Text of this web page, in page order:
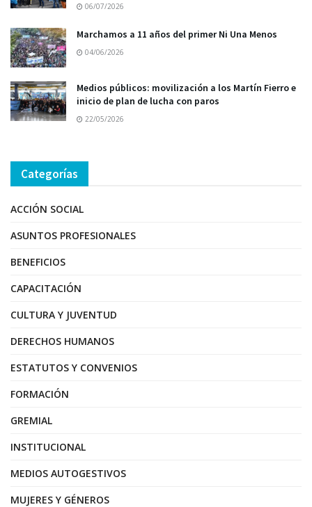
06/07/2026
Marchamos a 11 años del primer Ni Una Menos
04/06/2026
Medios públicos: movilización a los Martín Fierro e
inicio de plan de lucha con paros
22/05/2026
Categorías
ACCIÓN SOCIAL
ASUNTOS PROFESIONALES
BENEFICIOS
CAPACITACIÓN
CULTURA Y JUVENTUD
DERECHOS HUMANOS
ESTATUTOS Y CONVENIOS
FORMACIÓN
GREMIAL
INSTITUCIONAL
MEDIOS AUTOGESTIVOS
MUJERES Y GÉNEROS